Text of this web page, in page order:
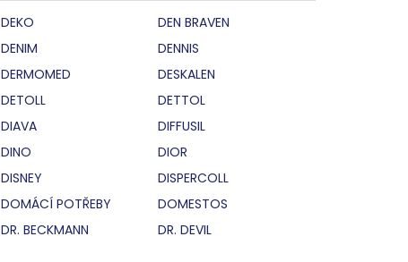
DEKO
DEN BRAVEN
DENIM
DENNIS
DERMOMED
DESKALEN
DETOLL
DETTOL
DIAVA
DIFFUSIL
DINO
DIOR
DISNEY
DISPERCOLL
DOMÁCÍ POTŘEBY
DOMESTOS
DR. BECKMANN DR. DEVIL